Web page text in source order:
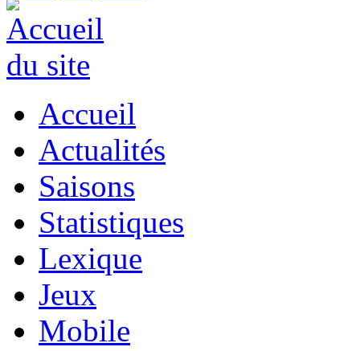
Accueil
Actualités
Saisons
Statistiques
Lexique
Jeux
Mobile